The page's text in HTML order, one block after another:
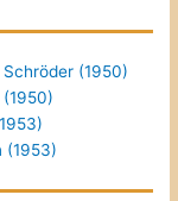
(1950)
(1953)